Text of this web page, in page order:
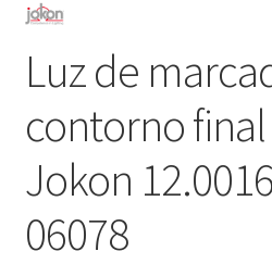
Luz de
contorno final
Jokon
06078